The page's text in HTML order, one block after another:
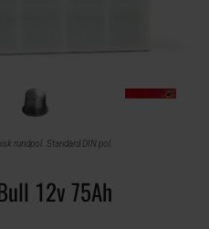
rundpol. Standard DIN pol.
12v 75Ah